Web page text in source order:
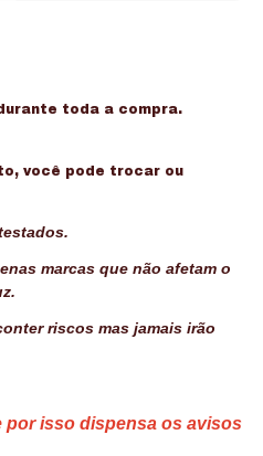
toda a compra.
você pode trocar ou
marcas que não afetam o
riscos mas jamais irão
por isso dispensa os avisos